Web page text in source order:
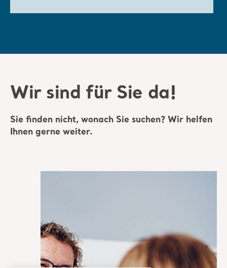
Wir sind für Sie da!
Sie finden nicht, wonach Sie suchen? Wir helfen
Ihnen gerne weiter.